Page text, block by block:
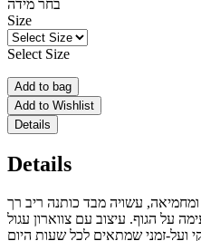
בחר מידה
Size
Select Size
Add to bag
Add to Wishlist
Details
Details
עשויה מבד כותנה ריב רך
על הגוף. עיצוב עם צווארון עגול